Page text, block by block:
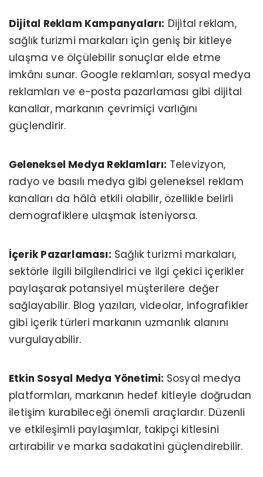
Dijital Reklam Kampanyaları: Dijital reklam,
sağlık turizmi markaları için geniş bir kitleye
ulaşma ve ölçülebilir sonuçlar elde etme
imkânı sunar. Google reklamları, sosyal medya
reklamları ve e-posta pazarlaması gibi dijital
kanallar, markanın çevrimiçi varlığını
güçlendirir.
Geleneksel Medya Reklamları: Televizyon,
radyo ve basılı medya gibi geleneksel reklam
kanalları da hâlâ etkili olabilir, özellikle belirli
demografiklere ulaşmak isteniyorsa.
İçerik Pazarlaması: Sağlık turizmi markaları,
sektörle ilgili bilgilendirici ve ilgi çekici içerikler
paylaşarak potansiyel müşterilere değer
sağlayabilir. Blog yazıları, videolar, infografikler
gibi içerik türleri markanın uzmanlık alanını
vurgulayabilir.
Etkin Sosyal Medya Yönetimi: Sosyal medya
platformları, markanın hedef kitleyle doğrudan
iletişim kurabileceği önemli araçlardır. Düzenli
ve etkileşimli paylaşımlar, takipçi kitlesini
artırabilir ve marka sadakatini güçlendirebilir.